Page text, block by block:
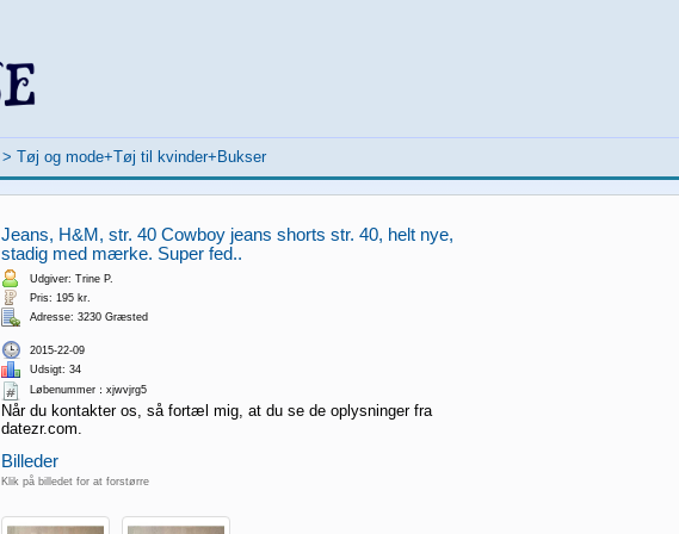
> Tøj og mode+Tøj til kvinder+Bukser
Jeans, H&M, str. 40 Cowboy jeans shorts str. 40, helt nye,
stadig med mærke. Super fed..
Udgiver: Trine P.
Pris: 195 kr.
Adresse: 3230 Græsted
2015-22-09
Udsigt: 34
Løbenummer：xjwvjrg5
Når du kontakter os, så fortæl mig, at du se de oplysninger fra
datezr.com.
Billeder
Klik på billedet for at forstørre